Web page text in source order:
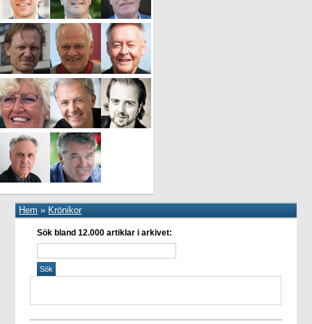
Hem » Krönikor
Sök bland 12.000 artiklar i arkivet: